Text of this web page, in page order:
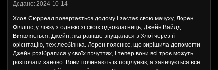
Додано: 2024-10-14
Хлоя Сюрреал повертається додому і застає свою мачуху, Лорен
Філліпс, у ліжку з однією зі своїх однокласниць, Джейн Вайлд.
Виявляється, Джейн, яка раніше знущалася з Хлої через її
орієнтацію, теж лесбіянка. Лорен пояснює, що вирішила допомогти
Джейн розібратися у своїх почуттях, і тепер вони всі троє можуть
розпочати заново. Вони починають із поцілунків, а закінчується все